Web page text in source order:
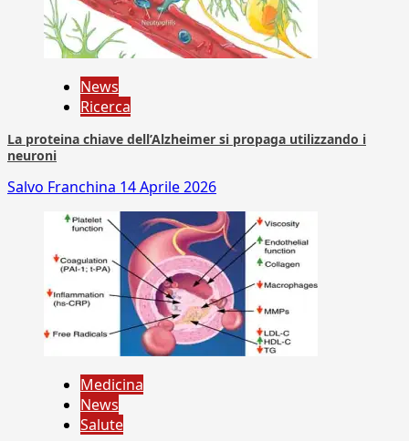
News
Ricerca
La proteina chiave dell’Alzheimer si propaga utilizzando i
neuroni
Salvo Franchina 14 Aprile 2026
Medicina
News
Salute